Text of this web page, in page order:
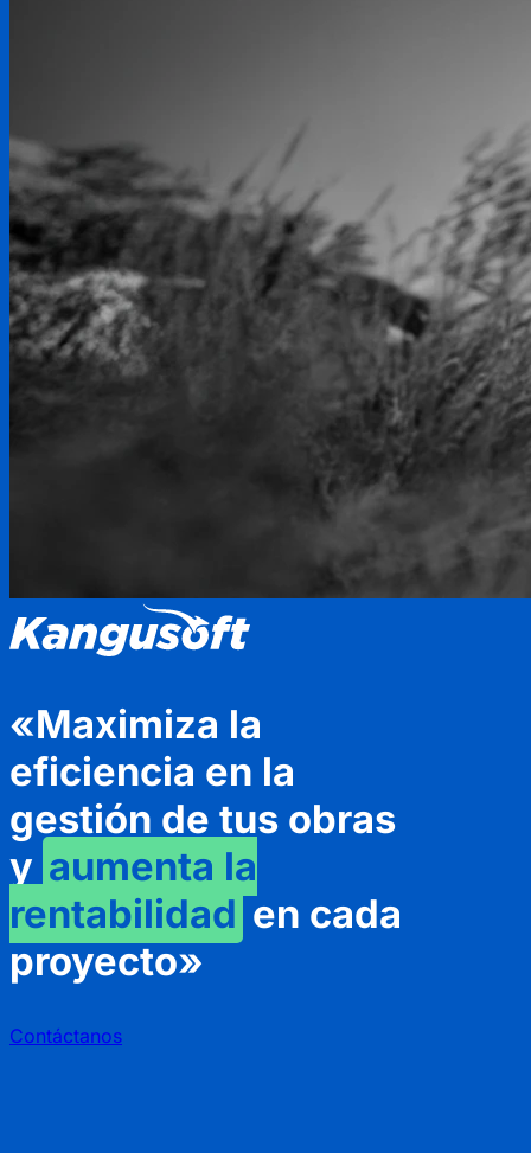
«Maximiza la
eficiencia en la
gestión de tus obras
y aumenta la
rentabilidad en cada
proyecto»
Contáctanos